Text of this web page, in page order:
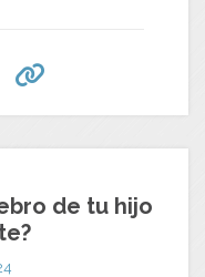
de tu hijo